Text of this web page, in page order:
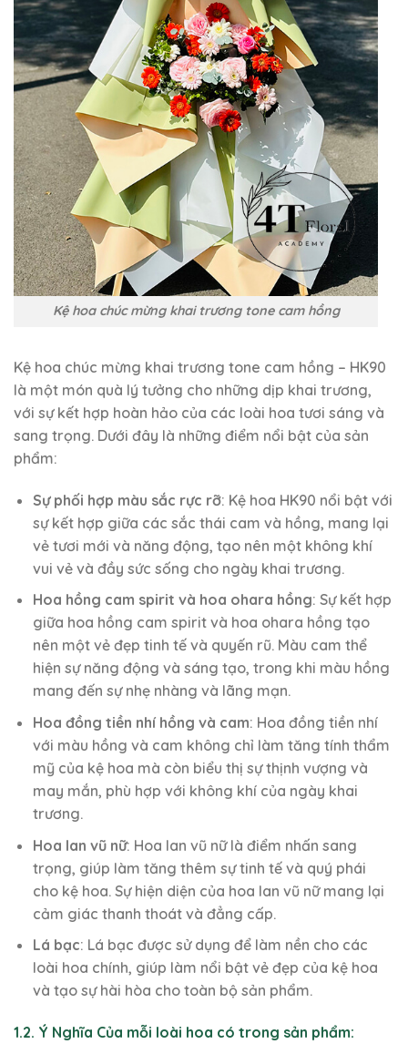
Kệ hoa chúc mừng khai trương tone cam hồng
Kệ hoa chúc mừng khai trương tone cam hồng – HK90
là một món quà lý tưởng cho những dịp khai trương,
với sự kết hợp hoàn hảo của các loài hoa tươi sáng và
sang trọng. Dưới đây là những điểm nổi bật của sản
phẩm:
Sự phối hợp màu sắc rực rỡ: Kệ hoa HK90 nổi bật với
sự kết hợp giữa các sắc thái cam và hồng, mang lại
vẻ tươi mới và năng động, tạo nên một không khí
vui vẻ và đầy sức sống cho ngày khai trương.
Hoa hồng cam spirit và hoa ohara hồng: Sự kết hợp
giữa hoa hồng cam spirit và hoa ohara hồng tạo
nên một vẻ đẹp tinh tế và quyến rũ. Màu cam thể
hiện sự năng động và sáng tạo, trong khi màu hồng
mang đến sự nhẹ nhàng và lãng mạn.
Hoa đồng tiền nhí hồng và cam: Hoa đồng tiền nhí
với màu hồng và cam không chỉ làm tăng tính thẩm
mỹ của kệ hoa mà còn biểu thị sự thịnh vượng và
may mắn, phù hợp với không khí của ngày khai
trương.
Hoa lan vũ nữ: Hoa lan vũ nữ là điểm nhấn sang
trọng, giúp làm tăng thêm sự tinh tế và quý phái
cho kệ hoa. Sự hiện diện của hoa lan vũ nữ mang lại
cảm giác thanh thoát và đẳng cấp.
Lá bạc: Lá bạc được sử dụng để làm nền cho các
loài hoa chính, giúp làm nổi bật vẻ đẹp của kệ hoa
và tạo sự hài hòa cho toàn bộ sản phẩm.
1.2. Ý Nghĩa Của mỗi loài hoa có trong sản phẩm: